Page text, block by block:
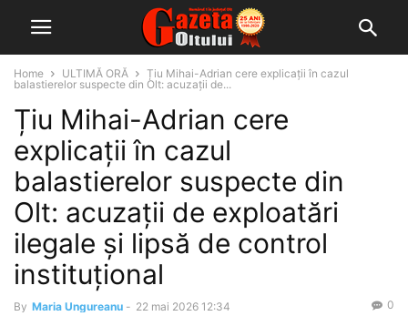
Home ULTIMĂ ORĂ
Țiu Mihai-Adrian cere explicații în cazul
balastierelor suspecte din Olt: acuzații de...
Țiu Mihai-Adrian cere
explicații în cazul
balastierelor suspecte din
Olt: acuzații de exploatări
ilegale și lipsă de control
instituțional
By Maria Ungureanu - 22 mai 2026 12:34 0